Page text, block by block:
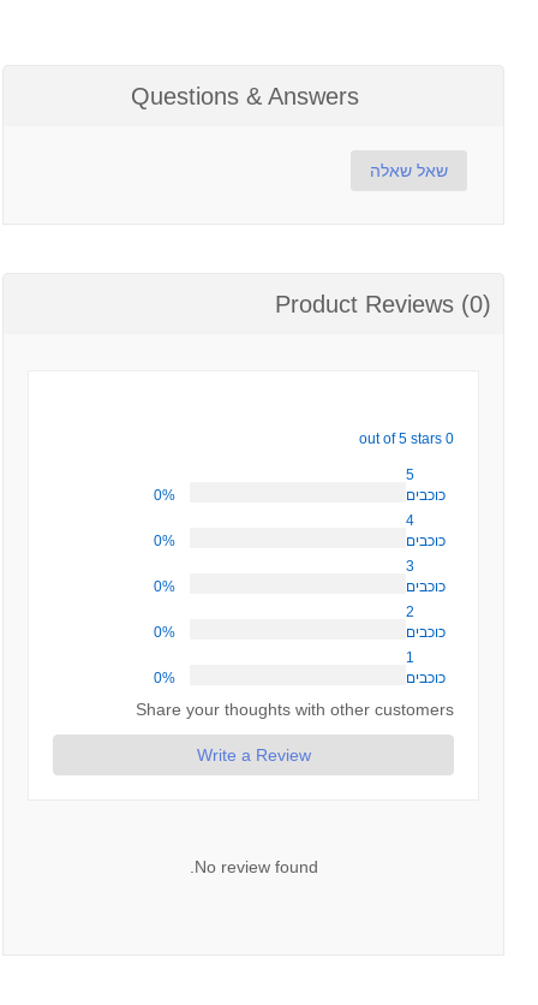
Questions & Answers
שאל שאלה
Product Reviews (0)
0 out of 5 stars
5
כוכבים
0%
4
כוכבים
0%
3
כוכבים
0%
2
כוכבים
0%
1
כוכבים
0%
Share your thoughts with other customers
Write a Review
No review found.